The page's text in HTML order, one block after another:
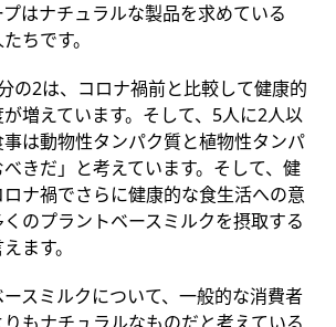
はナチュラルな製品を求めている
ちです。
の2は、コロナ禍前と比較して健康的
増えています。そして、5人に2人以
は動物性タンパク質と植物性タンパ
きだ」と考えています。そして、健
ナ禍でさらに健康的な食生活への意
のプラントベースミルクを摂取する
ます。
スミルクについて、一般的な消費者